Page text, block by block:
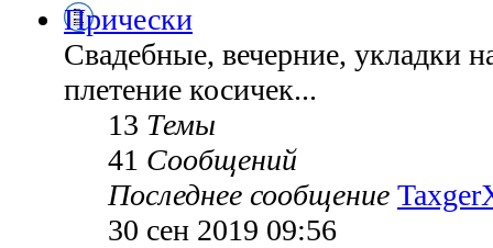
Прически
Свадебные, вечерние, укладки
плетение косичек...
13 Темы
41 Сообщений
Последнее сообщение
30 сен 2019 09:56